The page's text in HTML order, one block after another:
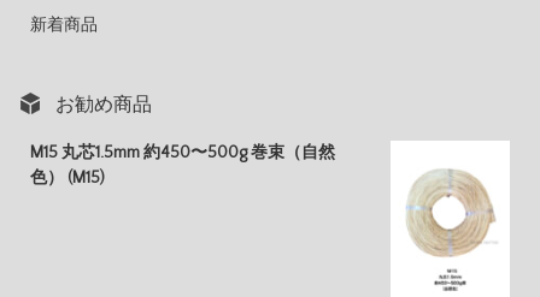
新着商品
お勧め商品
M15 丸芯1.5mm 約450〜500g 巻束（自然
色） (M15)